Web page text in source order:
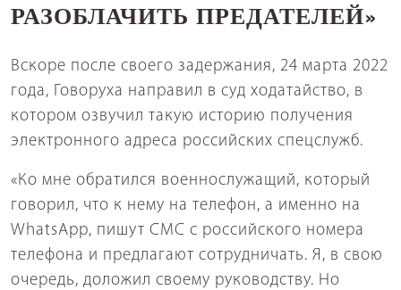
РАЗОБЛАЧИТЬ ПРЕДАТЕЛЕЙ »
Вскоре после своего задержания, 24 марта 2022
года, Говоруха направил в суд ходатайство, в
котором озвучил такую историю получения
электронного адреса российских спецслужб.
«Ко мне обратился военнослужащий, который
говорил, что к нему на телефон, а именно на
WhatsApp, пишут СМС с российского номера
телефона и предлагают сотрудничать. Я, в свою
очередь, доложил своему руководству. Но